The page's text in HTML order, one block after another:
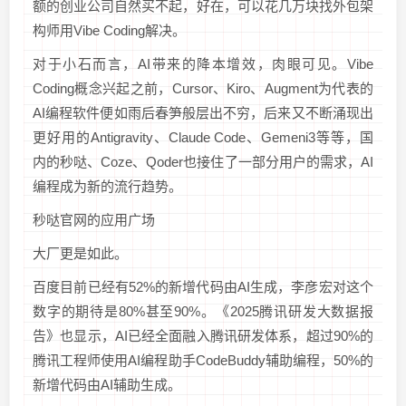
额的创业公司自然买不起，好在，可以花几万块找外包架
构师用Vibe Coding解决。
对于小石而言，AI带来的降本增效，肉眼可见。Vibe
Coding概念兴起之前，Cursor、Kiro、Augment为代表的
AI编程软件便如雨后春笋般层出不穷，后来又不断涌现出
更好用的Antigravity、Claude Code、Gemeni3等等，国
内的秒哒、Coze、Qoder也接住了一部分用户的需求，AI
编程成为新的流行趋势。
秒哒官网的应用广场
大厂更是如此。
百度目前已经有52%的新增代码由AI生成，李彦宏对这个
数字的期待是80%甚至90%。《2025腾讯研发大数据报
告》也显示，AI已经全面融入腾讯研发体系，超过90%的
腾讯工程师使用AI编程助手CodeBuddy辅助编程，50%的
新增代码由AI辅助生成。